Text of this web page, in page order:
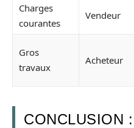
Charges
courantes
Vendeur
Gros
travaux
Acheteur
CONCLUSION